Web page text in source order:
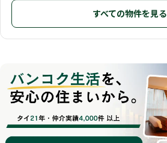
すべての物件を見る